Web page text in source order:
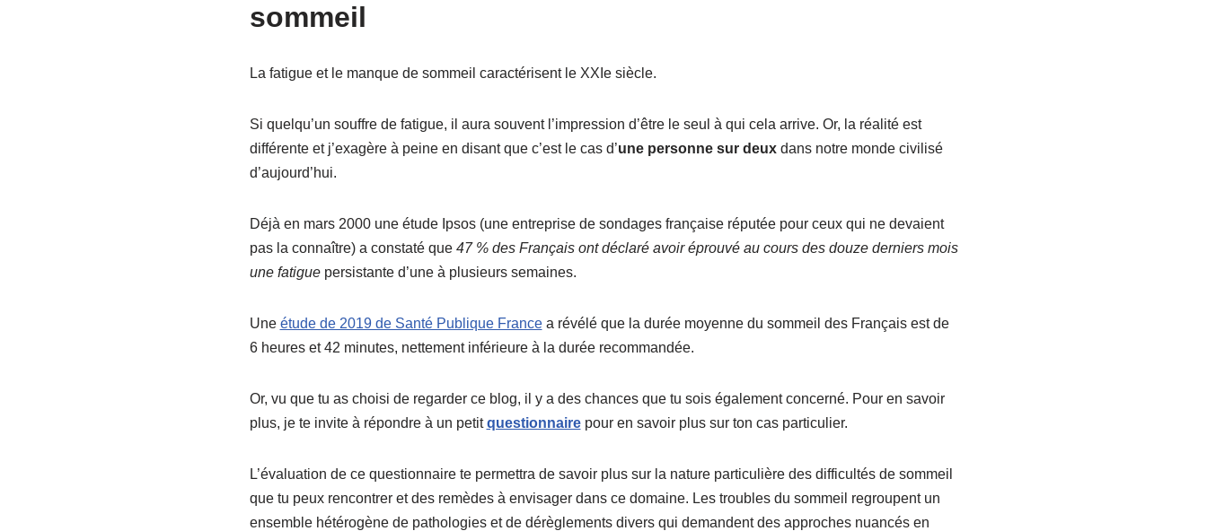
sommeil
La fatigue et le manque de sommeil caractérisent le XXIe siècle.
Si quelqu’un souffre de fatigue, il aura souvent l’impression d’être le seul à qui cela arrive. Or, la réalité est
différente et j’exagère à peine en disant que c’est le cas d’une personne sur deuxdans notre monde civilisé
d’aujourd’hui.
Déjà en mars 2000 une étude Ipsos (une entreprise de sondages française réputée pour ceux qui ne devaient
pas la connaître) a constaté que 47 % des Français ont déclaré avoir éprouvé au cours des douze derniers mois
une fatiguepersistante d’une à plusieurs semaines.
Une étude de 2019 de Santé Publique Francea révélé que la durée moyenne du sommeil des Français est de
6 heures et 42 minutes, nettement inférieure à la durée recommandée.
Or, vu que tu as choisi de regarder ce blog, il y a des chances que tu sois également concerné. Pour en savoir
plus, je te invite à répondre à un petitquestionnairepour en savoir plus sur ton cas particulier.
L’évaluation de ce questionnaire te permettra de savoir plus sur la nature particulière des difficultés de sommeil
que tu peux rencontrer et des remèdes à envisager dans ce domaine. Les troubles du sommeil regroupent un
ensemble hétérogène de pathologies et de dérèglements divers qui demandent des approches nuancés en